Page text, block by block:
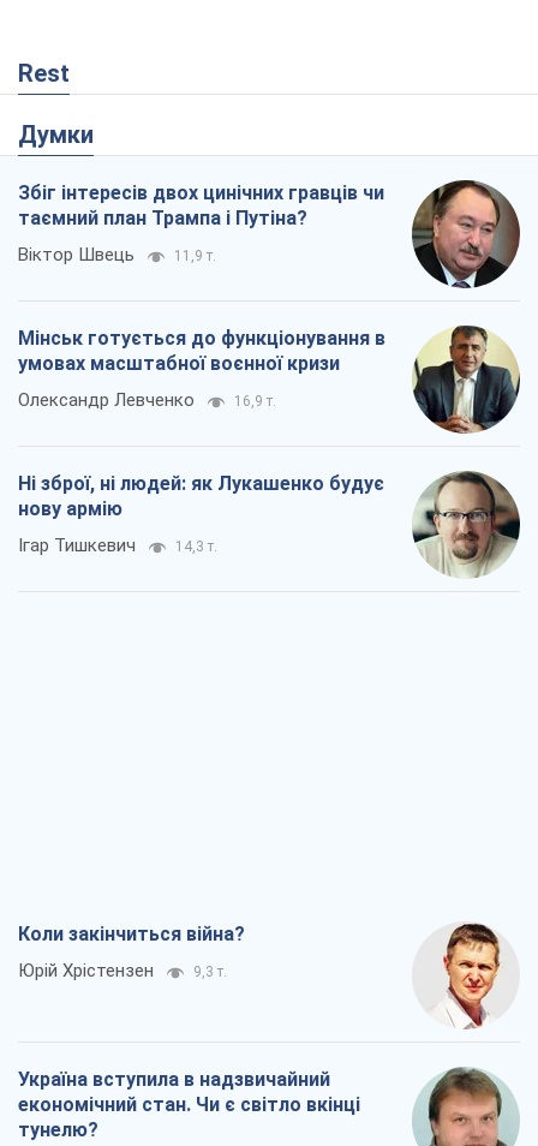
Rest
Думки
Збіг інтересів двох цинічних гравців чи
таємний план Трампа і Путіна?
Віктор Швець 11,9 т.
Мінськ готується до функціонування в
умовах масштабної воєнної кризи
Олександр Левченко 16,9 т.
Ні зброї, ні людей: як Лукашенко будує
нову армію
Ігар Тишкевич 14,3 т.
Коли закінчиться війна?
Юрій Хрістензен 9,3 т.
Україна вступила в надзвичайний
економічний стан. Чи є світло вкінці
тунелю?